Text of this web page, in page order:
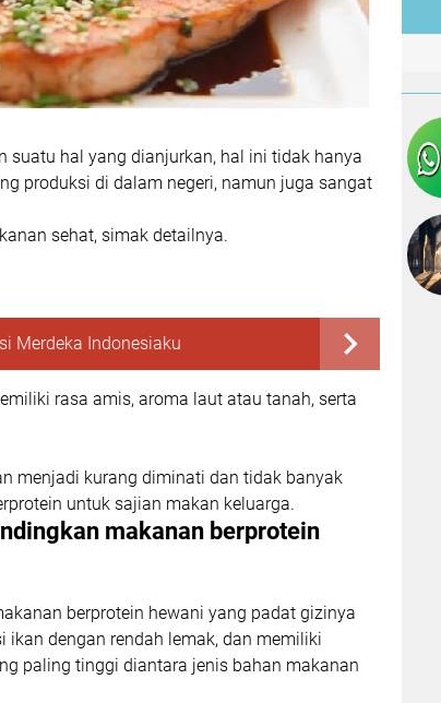
suatu hal yang dianjurkan, hal ini tidak hanya
produksi di dalam negeri, namun juga sangat
sehat, simak detailnya.
Merdeka Indonesiaku
rasa amis, aroma laut atau tanah, serta
menjadi kurang diminati dan tidak banyak
untuk sajian makan keluarga.
makanan berprotein
berprotein hewani yang padat gizinya
dengan rendah lemak, dan memiliki
paling tinggi diantara jenis bahan makanan